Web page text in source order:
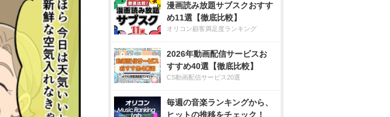
漫画読み放題サブスクおすす
め11選【徹底比較】
オリコン顧客満足度ランキング
2026年動画配信サービスお
すすめ40選【徹底比較】
CS動画配信サービス20選
毎週の音楽ランキングから、
ヒットの推移をチェック！